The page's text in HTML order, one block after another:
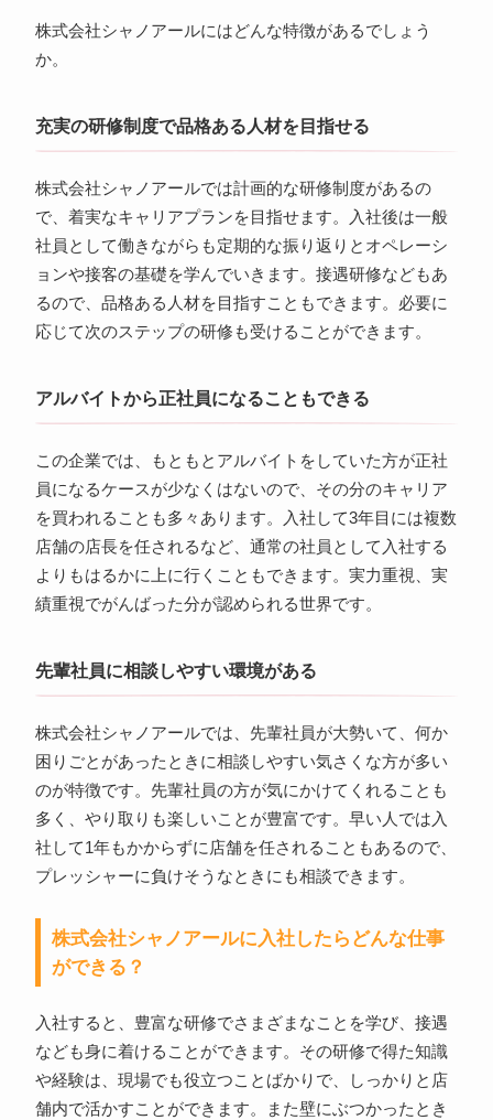
株式会社シャノアールにはどんな特徴があるでしょう
か。
充実の研修制度で品格ある人材を目指せる
株式会社シャノアールでは計画的な研修制度があるの
で、着実なキャリアプランを目指せます。入社後は一般
社員として働きながらも定期的な振り返りとオペレーシ
ョンや接客の基礎を学んでいきます。接遇研修などもあ
るので、品格ある人材を目指すこともできます。必要に
応じて次のステップの研修も受けることができます。
アルバイトから正社員になることもできる
この企業では、もともとアルバイトをしていた方が正社
員になるケースが少なくはないので、その分のキャリア
を買われることも多々あります。入社して3年目には複数
店舗の店長を任されるなど、通常の社員として入社する
よりもはるかに上に行くこともできます。実力重視、実
績重視でがんばった分が認められる世界です。
先輩社員に相談しやすい環境がある
株式会社シャノアールでは、先輩社員が大勢いて、何か
困りごとがあったときに相談しやすい気さくな方が多い
のが特徴です。先輩社員の方が気にかけてくれることも
多く、やり取りも楽しいことが豊富です。早い人では入
社して1年もかからずに店舗を任されることもあるので、
プレッシャーに負けそうなときにも相談できます。
株式会社シャノアールに入社したらどんな仕事
ができる？
入社すると、豊富な研修でさまざまなことを学び、接遇
なども身に着けることができます。その研修で得た知識
や経験は、現場でも役立つことばかりで、しっかりと店
舗内で活かすことができます。また壁にぶつかったとき